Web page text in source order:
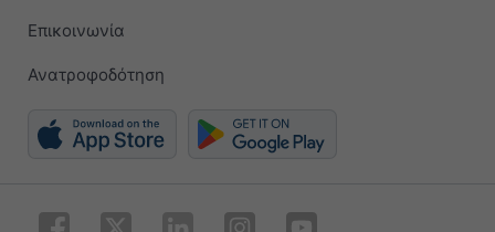
Επικοινωνία
Ανατροφοδότηση